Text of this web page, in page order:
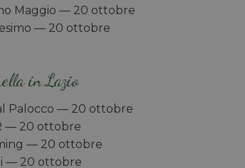
Maggio — 20 ottobre
— 20 ottobre
in Lazio
Palocco — 20 ottobre
— 20 ottobre
— 20 ottobre
— 20 ottobre